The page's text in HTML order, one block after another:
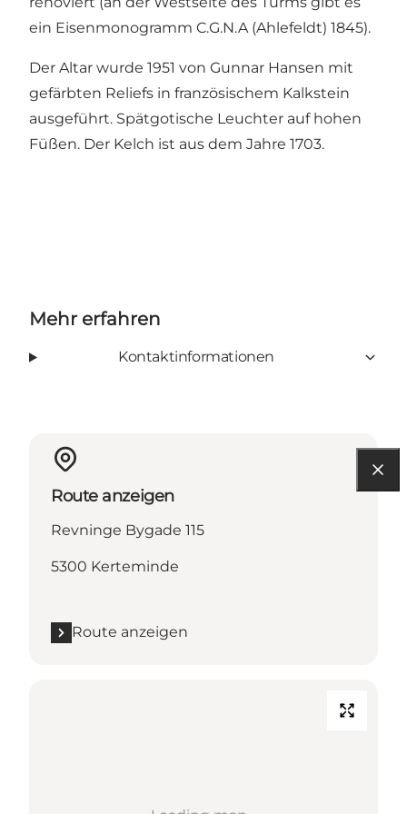
ein Eisenmonogramm C.G.N.A (Ahlefeldt) 1845).
Der Altar wurde 1951 von Gunnar Hansen mit
gefärbten Reliefs in französischem Kalkstein
ausgeführt. Spätgotische Leuchter auf hohen
Füßen. Der Kelch ist aus dem Jahre 1703.
Mehr erfahren
Kontaktinformationen
Route anzeigen
Revninge Bygade 115
5300 Kerteminde
Route anzeigen